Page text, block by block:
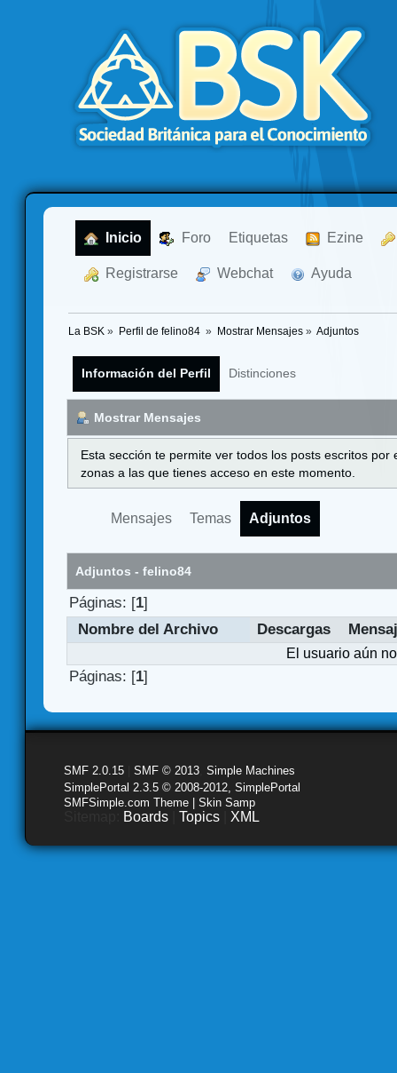
Inicio Foro Etiquetas Ezine
Registrarse Webchat Ayuda
La BSK » Perfil de felino84 » Mostrar Mensajes» Adjuntos
Información del Perfil Distinciones
Mostrar Mensajes
Esta sección te permite ver todos los posts escritos
zonas a las que tienes acceso en este momento.
Mensajes Temas Adjuntos
Adjuntos - felino84
Páginas: [1]
Nombre del Archivo
Descargas
El usuario aún
Páginas: [1]
SMF 2.0.15 SMF © 2013 Simple Machines
SimplePortal 2.3.5 © 2008-2012, SimplePortal
SMFSimple.com Theme | Skin Samp
Boards Topics XML